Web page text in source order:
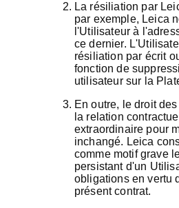
La résiliation par
par exemple, Leica
l'Utilisateur à
ce dernier.
résiliation par écrit
fonction de
utilisateur sur la
En outre, le droit
la relation
extraordinaire pour
inchangé. Leica
comme motif grave
persistant d'un
obligations en vertu
présent contrat.